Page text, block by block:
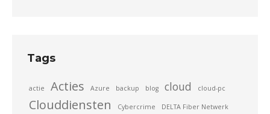
Tags
actie Acties Azure backup blog cloud cloud-pc
Clouddiensten Cybercrime DELTA Fiber Netwerk